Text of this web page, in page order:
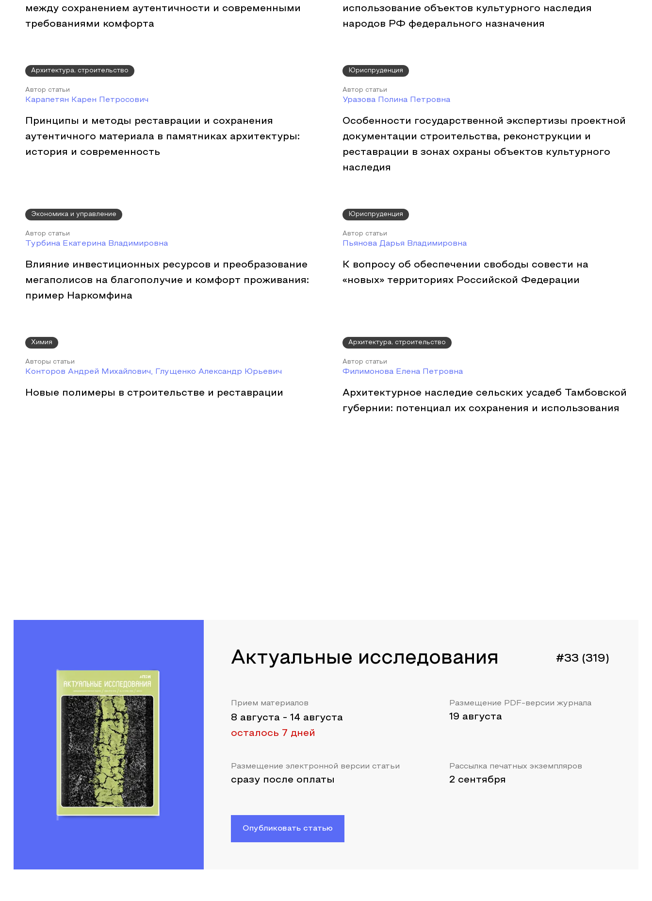
между сохранением аутентичности и современными
требованиями комфорта
использование объектов культурного наследия
народов РФ федерального назначения
Архитектура, строительство
Автор статьи
Карапетян Карен Петросович
Принципы и методы реставрации и сохранения
аутентичного материала в памятниках архитектуры:
история и современность
Юриспруденция
Автор статьи
Уразова Полина Петровна
Особенности государственной экспертизы проектной
документации строительства, реконструкции и
реставрации в зонах охраны объектов культурного
наследия
Экономика и управление
Автор статьи
Турбина Екатерина Владимировна
Влияние инвестиционных ресурсов и преобразование
мегаполисов на благополучие и комфорт проживания:
пример Наркомфина
Юриспруденция
Автор статьи
Пьянова Дарья Владимировна
К вопросу об обеспечении свободы совести на
«новых» территориях Российской Федерации
Химия
Авторы статьи
Конторов Андрей Михайлович, Глущенко Александр Юрьевич
Новые полимеры в строительстве и реставрации
Архитектура, строительство
Автор статьи
Филимонова Елена Петровна
Архитектурное наследие сельских усадеб Тамбовской
губернии: потенциал их сохранения и использования
Актуальные исследования #33 (319)
Прием материалов
8 августа - 14 августа
осталось 7 дней
Размещение PDF-версии журнала
19 августа
Размещение электронной версии статьи
сразу после оплаты
Рассылка печатных экземпляров
2 сентября
Опубликовать статью